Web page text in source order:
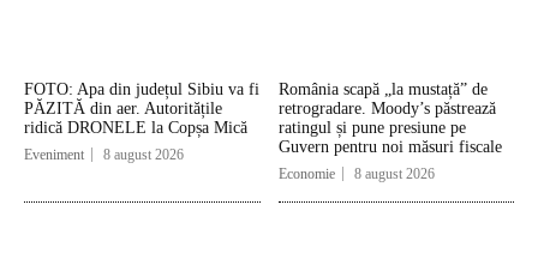
FOTO: Apa din județul Sibiu va fi
PĂZITĂ din aer. Autoritățile
ridică DRONELE la Copșa Mică
Eveniment 8 august 2026
România scapă „la mustață” de
retrogradare. Moody’s păstrează
ratingul și pune presiune pe
Guvern pentru noi măsuri fiscale
Economie 8 august 2026